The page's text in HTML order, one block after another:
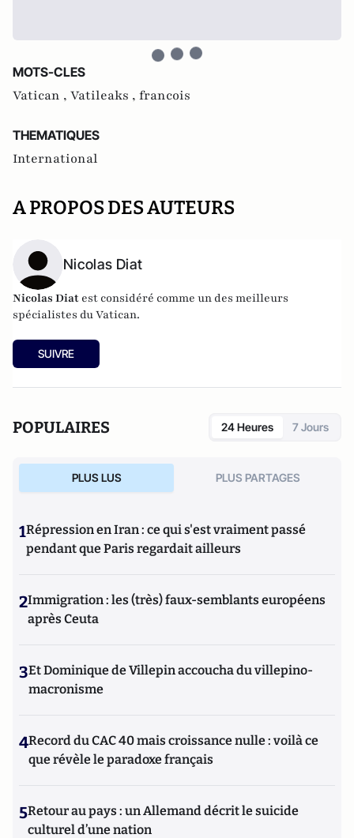
MOTS-CLES
Vatican , Vatileaks , francois
THEMATIQUES
International
A PROPOS DES AUTEURS
Nicolas Diat
Nicolas Diat est considéré comme un des meilleurs
spécialistes du Vatican.
SUIVRE
POPULAIRES 24 Heures 7 Jours
PLUS LUS PLUS PARTAGES
1Répression en Iran : ce qui s'est vraiment passé
pendant que Paris regardait ailleurs
2Immigration : les (très) faux-semblants européens
après Ceuta
3Et Dominique de Villepin accoucha du villepino-
macronisme
4Record du CAC 40 mais croissance nulle : voilà ce
que révèle le paradoxe français
5Retour au pays : un Allemand décrit le suicide
culturel d’une nation